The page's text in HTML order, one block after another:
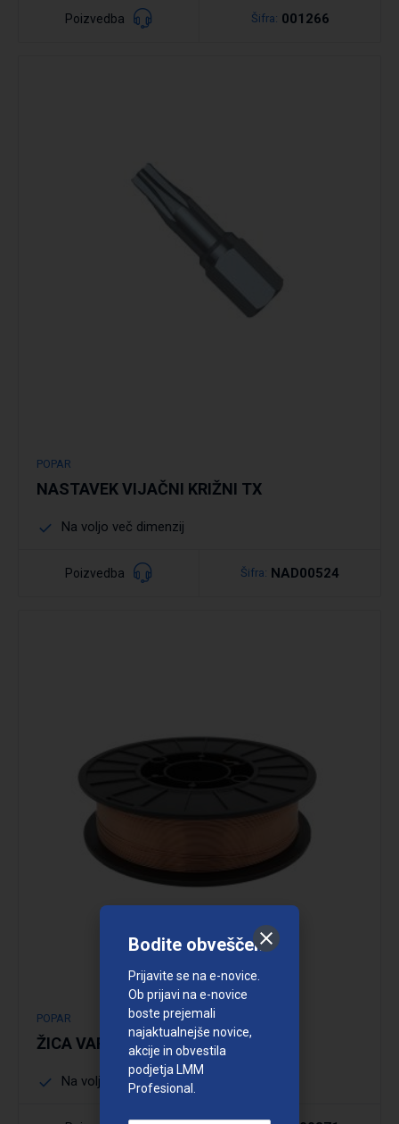
Podrobno
Poizvedba Šifra: 001266
POPAR
NASTAVEK VIJAČNI KRIŽNI TX
Na voljo več dimenzij
Poizvedba Šifra: NAD00524
POPAR
ŽICA VARILNA SG2 POPAR
Na voljo več dimenzij
Bodite obveščeni
Prijavite se na e-novice.
Ob prijavi na e-novice
boste prejemali
najaktualnejše novice,
akcije in obvestila
podjetja LMM
Profesional.